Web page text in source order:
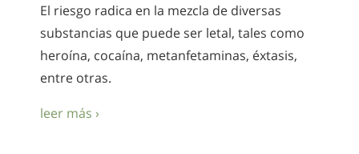
El riesgo radica en la mezcla de diversas
substancias que puede ser letal, tales como
heroína, cocaína, metanfetaminas, éxtasis,
entre otras.
leer más ›